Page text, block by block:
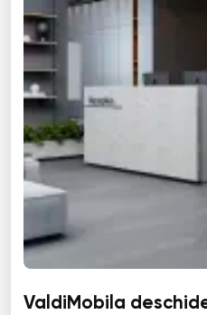
ValdiMobila